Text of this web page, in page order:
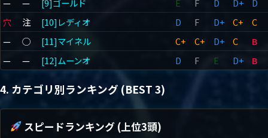
—
— [9]ゴールド E F D D+
D
穴
注 [10]レディオ D F D+ C+
C
—
◯ [11]マイネル C+ C+ D+ C
B
—
— [12]ムーンオ D F E D+ B
4. カテゴリ別ランキング (BEST 3)
スピードランキング (上位3頭)